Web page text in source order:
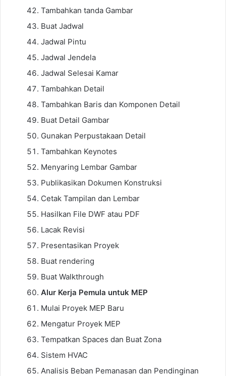
Tambahkan tanda Gambar
Buat Jadwal
Jadwal Pintu
Jadwal Jendela
Jadwal Selesai Kamar
Tambahkan Detail
Tambahkan Baris dan Komponen Detail
Buat Detail Gambar
Gunakan Perpustakaan Detail
Tambahkan Keynotes
Menyaring Lembar Gambar
Publikasikan Dokumen Konstruksi
Cetak Tampilan dan Lembar
Hasilkan File DWF atau PDF
Lacak Revisi
Presentasikan Proyek
Buat rendering
Buat Walkthrough
Alur Kerja Pemula untuk MEP
Mulai Proyek MEP Baru
Mengatur Proyek MEP
Tempatkan Spaces dan Buat Zona
Sistem HVAC
Analisis Beban Pemanasan dan Pendinginan